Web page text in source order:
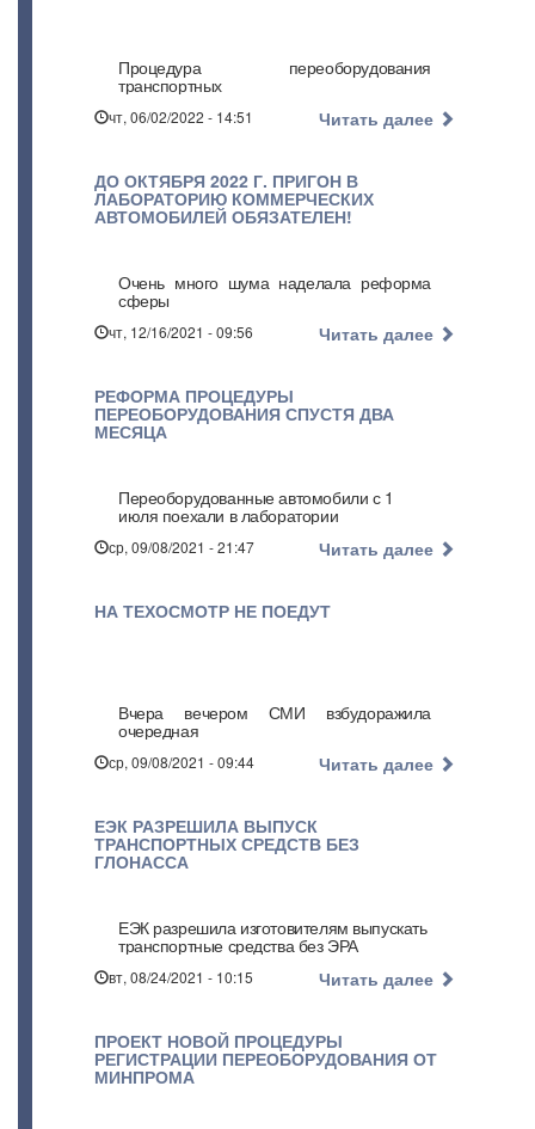
Процедура переоборудования
транспортных
чт, 06/02/2022 - 14:51 Читать далее
ДО ОКТЯБРЯ 2022 Г. ПРИГОН В
ЛАБОРАТОРИЮ КОММЕРЧЕСКИХ
АВТОМОБИЛЕЙ ОБЯЗАТЕЛЕН!
Очень много шума наделала реформа
сферы
чт, 12/16/2021 - 09:56 Читать далее
РЕФОРМА ПРОЦЕДУРЫ
ПЕРЕОБОРУДОВАНИЯ СПУСТЯ ДВА
МЕСЯЦА
Переоборудованные автомобили с 1
июля поехали в лаборатории
ср, 09/08/2021 - 21:47 Читать далее
НА ТЕХОСМОТР НЕ ПОЕДУТ
Вчера вечером СМИ взбудоражила
очередная
ср, 09/08/2021 - 09:44 Читать далее
ЕЭК РАЗРЕШИЛА ВЫПУСК
ТРАНСПОРТНЫХ СРЕДСТВ БЕЗ
ГЛОНАССА
ЕЭК разрешила изготовителям выпускать
транспортные средства без ЭРА
вт, 08/24/2021 - 10:15 Читать далее
ПРОЕКТ НОВОЙ ПРОЦЕДУРЫ
РЕГИСТРАЦИИ ПЕРЕОБОРУДОВАНИЯ ОТ
МИНПРОМА